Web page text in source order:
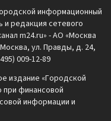
информационный
и редакция сетевого
m24.ru» - АО «Москва
ул. Правды, д. 24,
009-12-89
издание «Городской
при финансовой
информации и